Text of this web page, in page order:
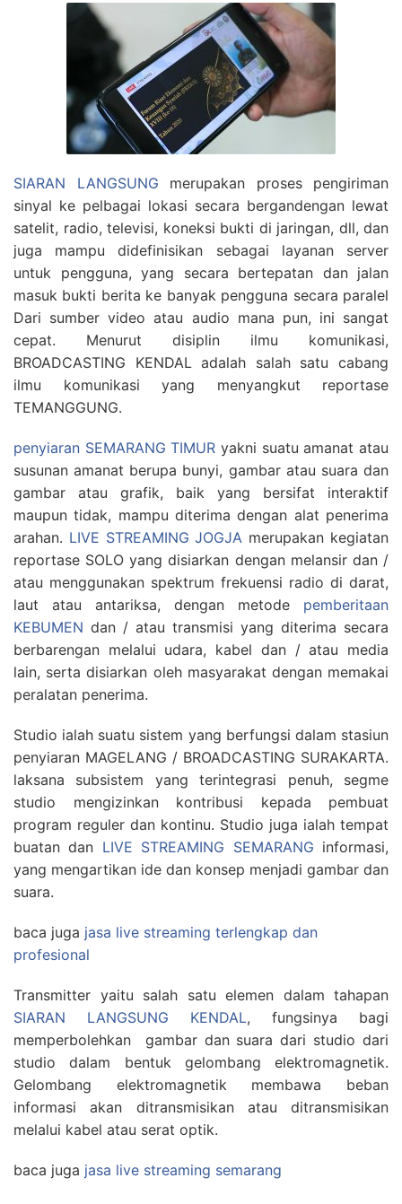
SIARAN LANGSUNG merupakan proses pengiriman
sinyal ke pelbagai lokasi secara bergandengan lewat
satelit, radio, televisi, koneksi bukti di jaringan, dll, dan
juga mampu didefinisikan sebagai layanan server
untuk pengguna, yang secara bertepatan dan jalan
masuk bukti berita ke banyak pengguna secara paralel
Dari sumber video atau audio mana pun, ini sangat
cepat. Menurut disiplin ilmu komunikasi,
BROADCASTING KENDAL adalah salah satu cabang
ilmu komunikasi yang menyangkut reportase
TEMANGGUNG.
penyiaran SEMARANG TIMUR yakni suatu amanat atau
susunan amanat berupa bunyi, gambar atau suara dan
gambar atau grafik, baik yang bersifat interaktif
maupun tidak, mampu diterima dengan alat penerima
arahan. LIVE STREAMING JOGJA merupakan kegiatan
reportase SOLO yang disiarkan dengan melansir dan /
atau menggunakan spektrum frekuensi radio di darat,
laut atau antariksa, dengan metode pemberitaan
KEBUMEN dan / atau transmisi yang diterima secara
berbarengan melalui udara, kabel dan / atau media
lain, serta disiarkan oleh masyarakat dengan memakai
peralatan penerima.
Studio ialah suatu sistem yang berfungsi dalam stasiun
penyiaran MAGELANG / BROADCASTING SURAKARTA.
laksana subsistem yang terintegrasi penuh, segme
studio mengizinkan kontribusi kepada pembuat
program reguler dan kontinu. Studio juga ialah tempat
buatan dan LIVE STREAMING SEMARANG informasi,
yang mengartikan ide dan konsep menjadi gambar dan
suara.
baca juga jasa live streaming terlengkap dan
profesional
Transmitter yaitu salah satu elemen dalam tahapan
SIARAN LANGSUNG KENDAL, fungsinya bagi
memperbolehkan gambar dan suara dari studio dari
studio dalam bentuk gelombang elektromagnetik.
Gelombang elektromagnetik membawa beban
informasi akan ditransmisikan atau ditransmisikan
melalui kabel atau serat optik.
baca juga jasa live streaming semarang